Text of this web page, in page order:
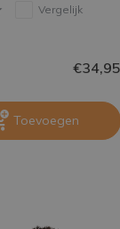
Vergelijk
€34,95
Toevoegen